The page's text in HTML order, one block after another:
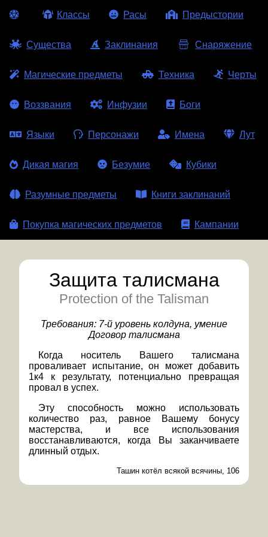
Классы Расы Предыстории
Существа Заклинания Снаряжение
Магические предметы Техника Черты
Воззвания Инфузии Боги
Языки Персонажи Имена Лут
Дикая магия Безумие Кубики
Разумные предметы Книги заклинаний
Покупка магических предметов Кампании
Защита талисмана
Protection of the Talisman
Требования: 7-й уровень колдуна, умение
Договор талисмана
Когда носитель Вашего талисмана
проваливает испытание, он может добавить
1к4 к результату, потенциально превращая
провал в успех.
Эту способность можно использовать
количество раз, равное Вашему бонусу
мастерства, и все использования
восстанавливаются, когда Вы заканчиваете
длинный отдых.
Ташин котёл всякой всячины, 106